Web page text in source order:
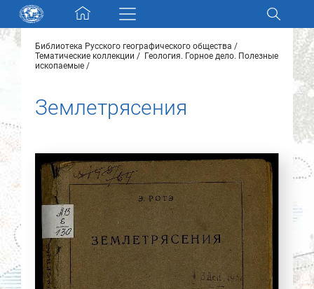
Skip navigation
Разделы и коллекции
Новости
О нас
Контакты
Партнеры
Библиотека Русского географического общества
Тематические коллекции
Геология. Горное дело. Полезные
ископаемые
Землетрясения